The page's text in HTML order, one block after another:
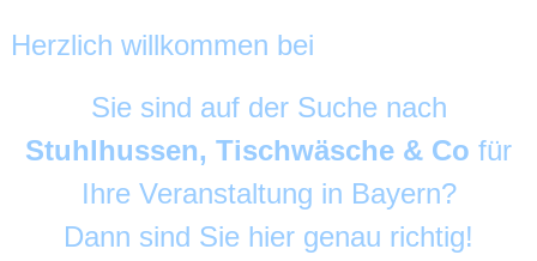
Herzlich willkommen bei
Sie sind auf der Suche nach
Stuhlhussen, Tischwäsche & Co für
Ihre Veranstaltung in Bayern?
Dann sind Sie hier genau richtig!